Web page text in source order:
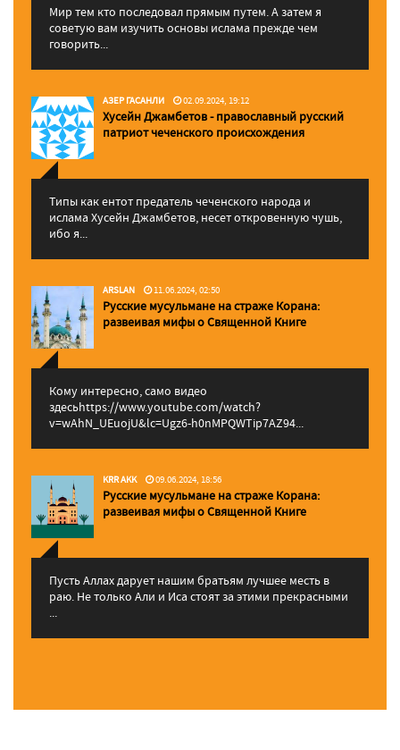
Мир тем кто последовал прямым путем. А затем я
советую вам изучить основы ислама прежде чем
говорить...
АЗЕР ГАСАНЛИ 02.09.2024, 19:12
Хусейн Джамбетов - православный русский
патриот чеченского происхождения
Типы как ентот предатель чеченского народа и
ислама Хусейн Джамбетов, несет откровенную чушь,
ибо я...
ARSLAN 11.06.2024, 02:50
Русские мусульмане на страже Корана:
pазвеивая мифы о Священной Книге
Кому интересно, само видео
здесьhttps://www.youtube.com/watch?
v=wAhN_UEuojU&lc=Ugz6-h0nMPQWTip7AZ94...
KRR AKK 09.06.2024, 18:56
Русские мусульмане на страже Корана:
pазвеивая мифы о Священной Книге
Пусть Аллах дарует нашим братьям лучшее месть в
раю. Не только Али и Иса стоят за этими прекрасными
...